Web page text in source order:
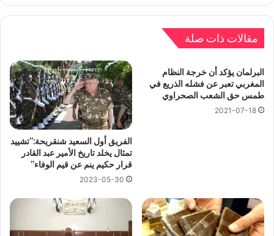
مقالات ذات صلة
البرلمان يؤكد أن خرجة النظام
المغربي تعبر عن فشله الذريع في
طمس حق الشعب الصحراوي
2021-07-18
الفريق أول السعيد شنقريحة:”تشييد
تمثال يخلد تاريخ الأمير عبد القادر
قرار حكيم ينم عن قيم الوفاء”
2023-05-30